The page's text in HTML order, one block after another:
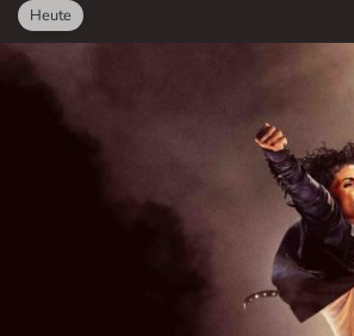
Heute